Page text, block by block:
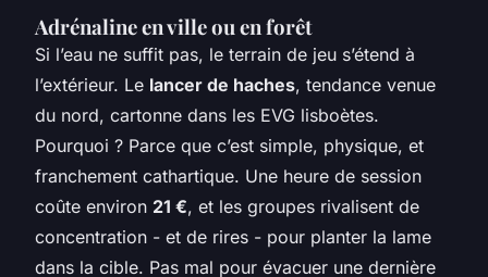
Adrénaline en ville ou en forêt
Si l’eau ne suffit pas, le terrain de jeu s’étend à
l’extérieur. Le lancer de haches, tendance venue
du nord, cartonne dans les EVG lisboètes.
Pourquoi ? Parce que c’est simple, physique, et
franchement cathartique. Une heure de session
coûte environ 21 €, et les groupes rivalisent de
concentration - et de rires - pour planter la lame
dans la cible. Pas mal pour évacuer une dernière